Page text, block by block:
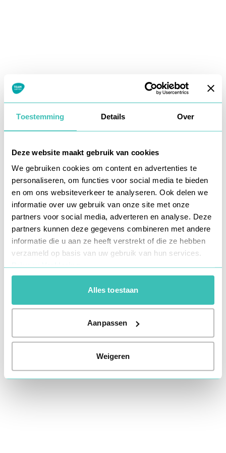
Toestemming Details Over
Deze website maakt gebruik van cookies
We gebruiken cookies om content en advertenties te
personaliseren, om functies voor social media te bieden
en om ons websiteverkeer te analyseren. Ook delen we
informatie over uw gebruik van onze site met onze
partners voor social media, adverteren en analyse. Deze
partners kunnen deze gegevens combineren met andere
informatie die u aan ze heeft verstrekt of die ze hebben
verzameld op basis van uw gebruik van hun services.
Alles toestaan
Aanpassen
Weigeren
Application error: a client
-side exception has occurred while
loadingwww.teamkappers.nl(see the browser consolefor more
information).